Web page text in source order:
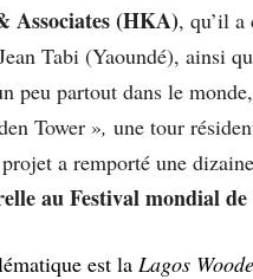
Associates (HKA), qu’il a
Tabi (Yaoundé), ainsi
peu partout dans le
Tower », une tour
a remporté une
au Festival mondial
est la Lagos